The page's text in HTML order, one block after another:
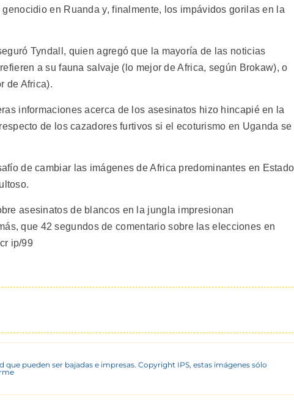
en Ruanda y, finalmente, los impávidos gorilas en la
Tyndall, quien agregó que la mayoría de las noticias
a su fauna salvaje (lo mejor de Africa, según Brokaw), o
de Africa).
informaciones acerca de los asesinatos hizo hincapié en la
de los cazadores furtivos si el ecoturismo en Uganda se
de cambiar las imágenes de Africa predominantes en
asesinatos de blancos en la jungla impresionan
que 42 segundos de comentario sobre las elecciones en
ip/99
pueden ser bajadas e impresas. Copyright IPS, estas imágenes sólo